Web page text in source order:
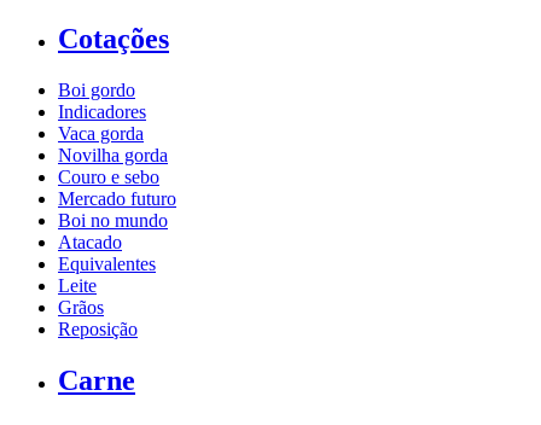
Cotações
Boi gordo
Indicadores
Vaca gorda
Novilha gorda
Couro e sebo
Mercado futuro
Boi no mundo
Atacado
Equivalentes
Leite
Grãos
Reposição
Carne